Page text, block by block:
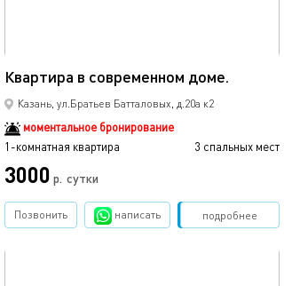
Квартира в современном доме.
Казань, ул.Братьев Батталовых, д.20а к2
моментальное бронирование
1-комнатная квартира
3 спальных мест
3000 р. сутки
подробнее
Позвонить написать Забронировать